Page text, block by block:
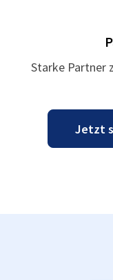
Starke Partner